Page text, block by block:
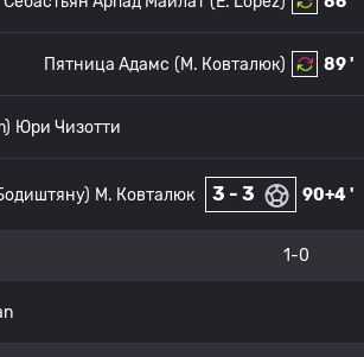
89 '
(М. Ковталюк)
Пятница Адамс
Юри Чизотти
90+4 '
3 - 3
М. Ковталюк
1-0